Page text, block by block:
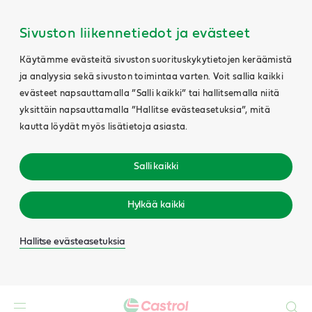
Sivuston liikennetiedot ja evästeet
Käytämme evästeitä sivuston suorituskykytietojen keräämistä
ja analyysia sekä sivuston toimintaa varten. Voit sallia kaikki
evästeet napsauttamalla ”Salli kaikki” tai hallitsemalla niitä
yksittäin napsauttamalla ”Hallitse evästeasetuksia”, mitä
kautta löydät myös lisätietoja asiasta.
Salli kaikki
Hylkää kaikki
Hallitse evästeasetuksia